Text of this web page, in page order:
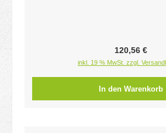
Regulärer
120,56 €
inkl. 19 % MwSt. zzgl.
In den Warenkorb